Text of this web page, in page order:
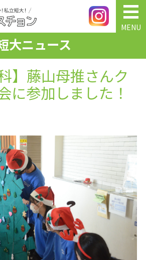
MENU
大ニュース
】藤山母推さんク
に参加しました！